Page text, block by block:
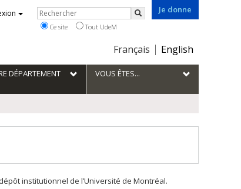
Je donne
Choix
la
langue
Français English
Rechercher
Rechercher
Ce site Tout UdeM
DÉPARTEMENT VOUS ÊTES...
institutionnel de l’Université de Montréal.